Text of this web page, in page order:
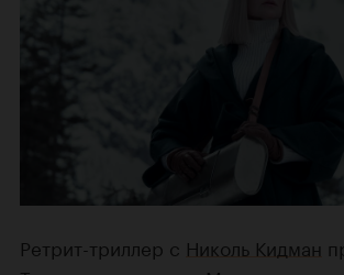
Ретрит-триллер с Николь Кидман